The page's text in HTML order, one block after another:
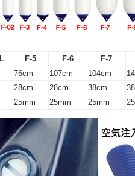
F-5 F-6
F-7
76cm 107cm 104cm
28cm 28cm 38cm
25mm 25mm 25mm